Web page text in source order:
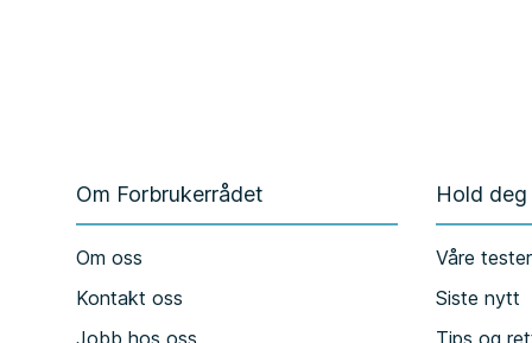
Om Forbrukerrådet
Om oss
Kontakt oss
Hold
Våre tester
Siste nytt